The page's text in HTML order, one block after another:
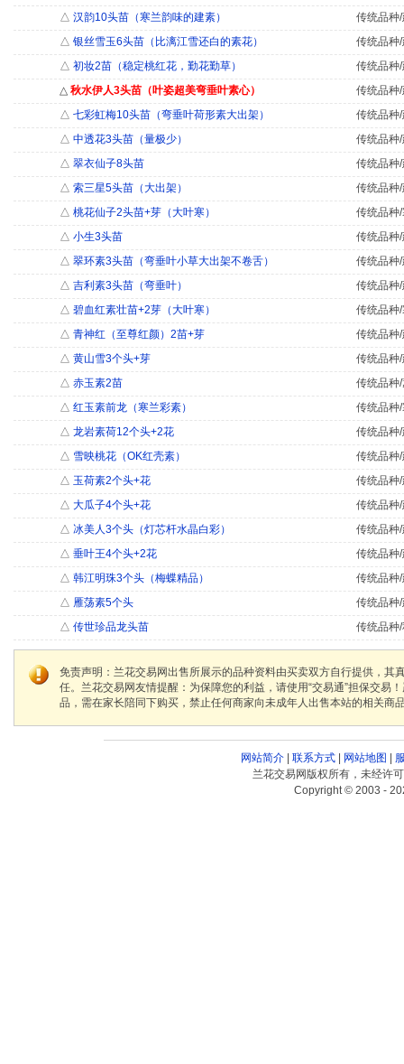
△ 汉韵10头苗（寒兰韵味的建素）
传统品种
△ 银丝雪玉6头苗（比漓江雪还白的素花）
传统品种
△ 初妆2苗（稳定桃红花，勤花勤草）
传统品种
△ 秋水伊人3头苗（叶姿超美弯垂叶素心）
传统品种
△ 七彩虹梅10头苗（弯垂叶荷形素大出架）
传统品种
△ 中透花3头苗（量极少）
传统品种
△ 翠衣仙子8头苗
传统品种
△ 索三星5头苗（大出架）
传统品种
△ 桃花仙子2头苗+芽（大叶寒）
传统品种
△ 小生3头苗
传统品种
△ 翠环素3头苗（弯垂叶小草大出架不卷舌）
传统品种
△ 吉利素3头苗（弯垂叶）
传统品种
△ 碧血红素壮苗+2芽（大叶寒）
传统品种
△ 青神红（至尊红颜）2苗+芽
传统品种
△ 黄山雪3个头+芽
传统品种
△ 赤玉素2苗
传统品种
△ 红玉素前龙（寒兰彩素）
传统品种
△ 龙岩素荷12个头+2花
传统品种
△ 雪映桃花（OK红壳素）
传统品种
△ 玉荷素2个头+花
传统品种
△ 大瓜子4个头+花
传统品种
△ 冰美人3个头（灯芯杆水晶白彩）
传统品种
△ 垂叶王4个头+2花
传统品种
△ 韩江明珠3个头（梅蝶精品）
传统品种
△ 雁荡素5个头
传统品种
△ 传世珍品龙头苗 传统品种
免责声明：兰花交易网出售所展示的品种资料由买卖双方自行提供，
任。兰花交易网友情提醒：为保障您的利益，请使用“交易通”担保交
品，需在家长陪同下购买，禁止任何商家向未成年人出售本站的相关商
网站简介| 联系方式| 网站地图
兰花交易网版权所有，未经许
Copyright © 2003 -